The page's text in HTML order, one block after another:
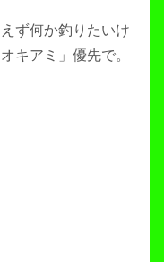
ず何か釣りたいけ
キアミ」優先で。